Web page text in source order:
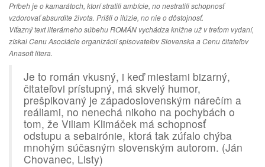
Príbeh je o kamarátoch, ktorí stratili ambície, no nestratili schopnosť
vzdorovať absurdite života. Prišli o ilúzie, no nie o dôstojnosť.
Víťazný text literárneho súbehu ROMÁN vychádza knižne už v treťom vydaní,
získal Cenu Asociácie organizácií spisovateľov Slovenska a Cenu čitateľov
Anasoft litera.
Je to román vkusný, i keď miestami bizarný,
čitateľovi prístupný, má skvelý humor,
prešpikovaný je západoslovenským nárečím a
reáliami, no nenechá nikoho na pochybách o
tom, že Viliam Klimáček má schopnosť
odstupu a sebairónie, ktorá tak zúfalo chýba
mnohým súčasným slovenským autorom. (Ján
Chovanec, Listy)